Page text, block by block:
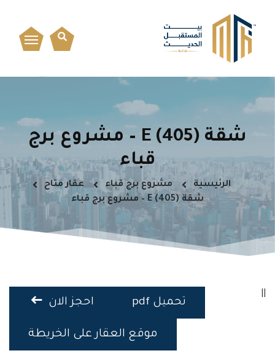
شقة E (405) – مشروع برج
قباء
الرئيسية مشروع برج قباء
عقار متاح
شقة E (405) – مشروع برج قباء
احجز الان تحميل pdf
موقع العقار على الخريطة